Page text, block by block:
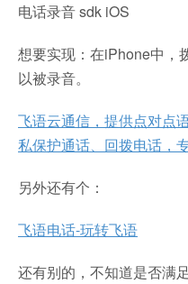
电话录音 sdk iOS
想要实现：在iPhone中，
以被录音。
飞语云通信，提供点对点
私保护通话、回拨电话，
另外还有个：
飞语电话-玩转飞语
还有别的，不知道是否满